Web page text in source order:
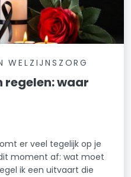
WELZIJNSZORG
waar
er veel tegelijk op je
moment af: wat moet
ik een uitvaart die